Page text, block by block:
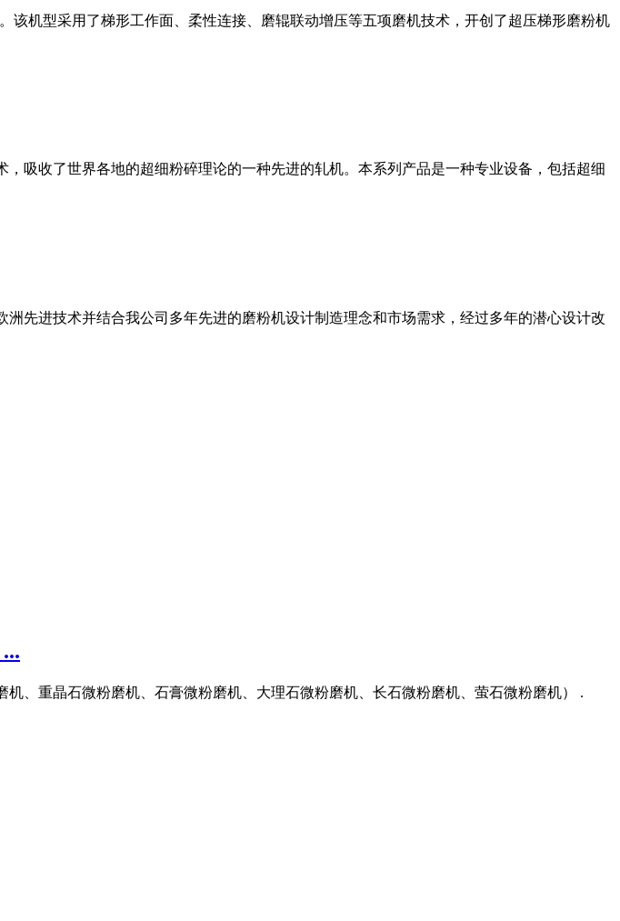
机型采用了梯形工作面、柔性连接、磨辊联动增压等五项磨机技术，开创了超压梯形磨粉机
吸收了世界各地的超细粉碎理论的一种先进的轧机。本系列产品是一种专业设备，包括超细
先进技术并结合我公司多年先进的磨粉机设计制造理念和市场需求，经过多年的潜心设计改
、重晶石微粉磨机、石膏微粉磨机、大理石微粉磨机、长石微粉磨机、萤石微粉磨机） .